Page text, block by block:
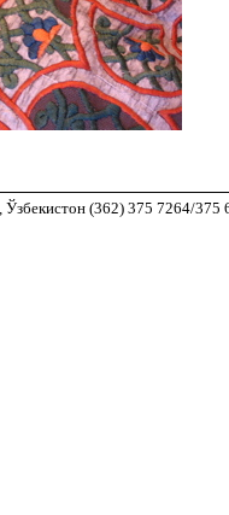
Ўзбекистон (362) 375 7264/375